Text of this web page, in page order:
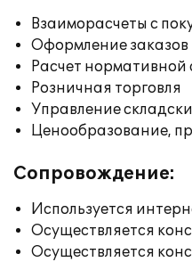
Взаиморасчеты с
Оформление заказов
Расчет нормативной
Розничная торговля
Управление
Ценообразование,
Сопровождение:
Используется
Осуществляется
Осуществляется